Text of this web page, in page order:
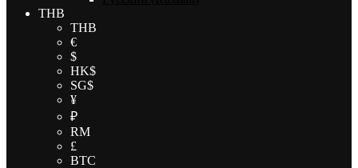
THB
THB
€
$
HK$
SG$
¥
₽
RM
£
BTC